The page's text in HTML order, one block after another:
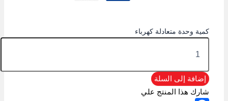
كمية وحدة متعادلة كهرباء
إضافة إلى السلة
شارك هذا المنتج علي